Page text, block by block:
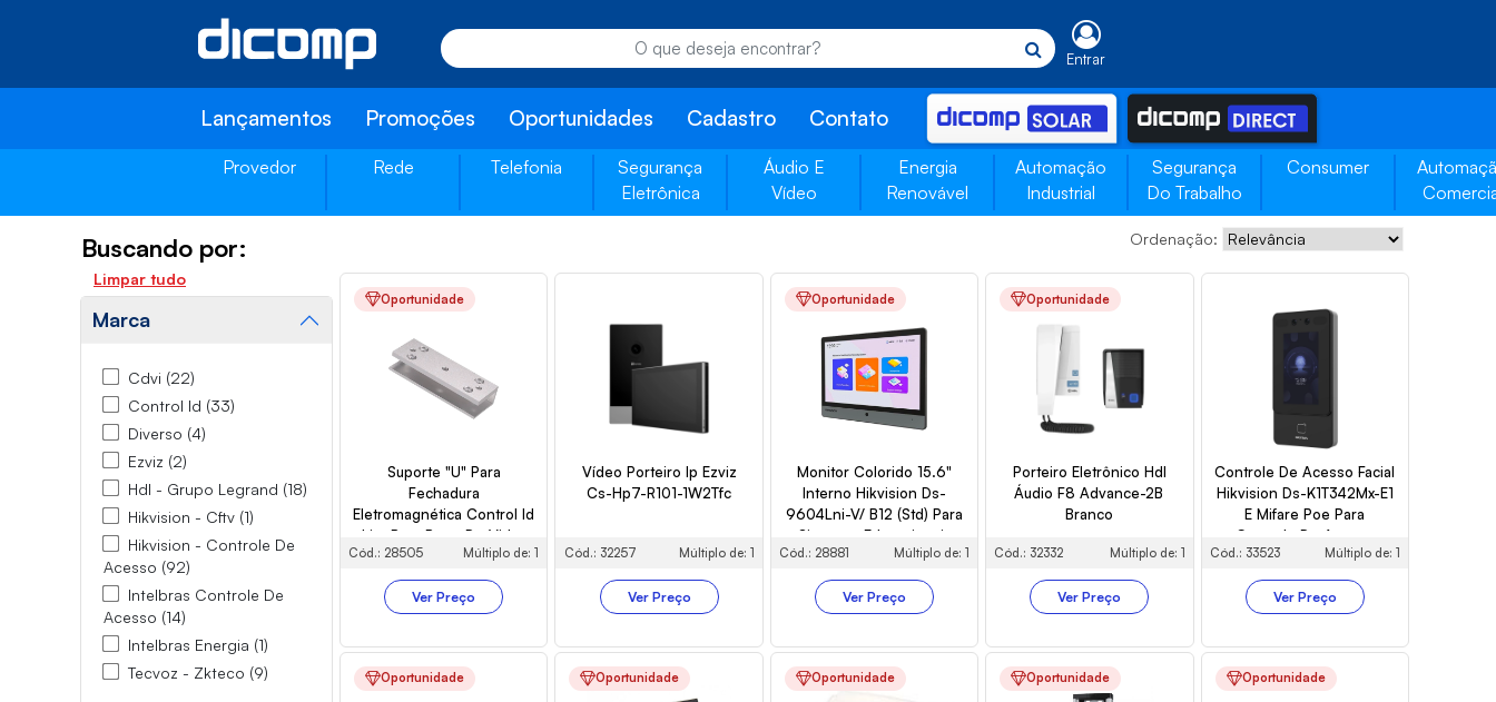
Entrar
Lançamentos Promoções Oportunidades Cadastro Contato
Provedor Rede Telefonia
Segurança
Eletrônica
Áudio E
Vídeo
Energia
Renovável
Automação
Industrial
Segurança
Do Trabalho
Consumer
Buscando por: Ordenação:
Limpar tudo
Marca
Cdvi (22)
Control Id (33)
Diverso (4)
Ezviz (2)
Hdl - Grupo Legrand (18)
Hikvision - Cftv (1)
Hikvision - Controle De
Acesso (92)
Intelbras Controle De
Acesso (14)
Intelbras Energia (1)
Tecvoz - Zkteco (9)
Oportunidade
Suporte "U" Para
Fechadura
Eletromagnética Control Id
Lite Para Porta De Vidro
Cód.: 28505 Múltiplo de: 1
Ver Preço
Vídeo Porteiro Ip Ezviz
Cs-Hp7-R101-1W2Tfc
Cód.: 32257 Múltiplo de: 1
Ver Preço
Oportunidade
Monitor Colorido 15.6"
Interno Hikvision Ds-
9604Lni-V/ B12 (Std) Para
Sistemas Educacionais
Cód.: 28881 Múltiplo de: 1
Ver Preço
Oportunidade
Porteiro Eletrônico Hdl
Áudio F8 Advance-2B
Branco
Cód.: 32332 Múltiplo de: 1
Ver Preço
Controle De Acesso Facial
Hikvision Ds-K1T342Mx-E1
E Mifare Poe Para
Controle De Acesso
Cód.: 33523 Múltiplo de: 1
Ver Preço
Oportunidade Oportunidade Oportunidade Oportunidade Oportunidade